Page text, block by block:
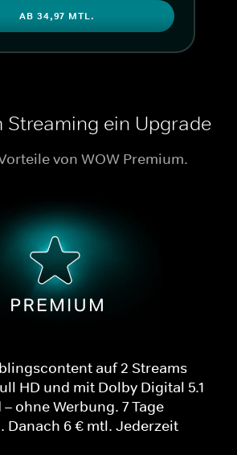
AB 34,97 MTL.
Streaming ein Upgrade
von WOW Premium.
auf 2 Streams
HD und mit Dolby Digital 5.1
ohne Werbung. 7 Tage
Danach 6 € mtl. Jederzeit